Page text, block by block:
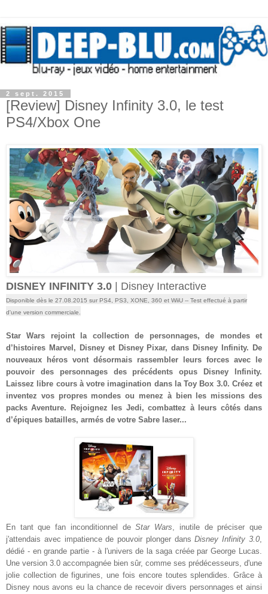
2 sept. 2015
[Review] Disney Infinity 3.0, le test
PS4/Xbox One
DISNEY INFINITY 3.0 | Disney Interactive
Disponible dès le 27.08.2015 sur PS4, PS3, XONE, 360 et WiiU -- Test effectué à partir
d'une version commerciale
Star Wars rejoint la collection de personnages, de mondes et
d’histoires Marvel, Disney et Disney Pixar, dans Disney Infinity. De
nouveaux héros vont désormais rassembler leurs forces avec le
pouvoir des personnages des précédents opus Disney Infinity.
Laissez libre cours à votre imagination dans la Toy Box 3.0. Créez et
inventez vos propres mondes ou menez à bien les missions des
packs Aventure.
Rejoignez les Jedi, combattez à leurs côtés dans
d’épiques batailles, armés de votre Sabre laser...
En tant que fan inconditionnel deStar Wars, inutile de préciser que
j'attendais avec impatience de pouvoir plonger dansDisney Infinity 3.0,
dédié - en grande partie - à l'univers de la saga créée par George Lucas.
Une version 3.0 accompagnée bien sûr, comme ses prédécesseurs, d'une
jolie collection de figurines, une fois encore toutes splendides. Grâce à
Disney nous avons eu la chance de recevoir divers personnages et ainsi